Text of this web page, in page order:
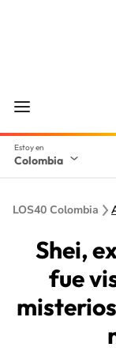
Colombia
LOS40 Colombia
Shei,
fue